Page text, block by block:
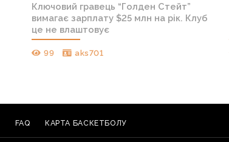
Ключовий гравець “Голден Стейт”
вимагає зарплату $25 млн на рік. Клуб
це не влаштовує
99 aks701
FAQ КАРТА БАСКЕТБОЛУ